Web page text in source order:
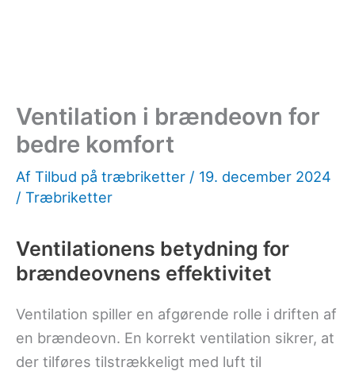
Ventilation i brændeovn for
bedre komfort
Af Tilbud på træbriketter / 19. december 2024
/ Træbriketter
Ventilationens betydning for
brændeovnens effektivitet
Ventilation spiller en afgørende rolle i driften af
en brændeovn. En korrekt ventilation sikrer, at
der tilføres tilstrækkeligt med luft til